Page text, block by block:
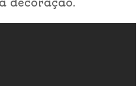
decoração.